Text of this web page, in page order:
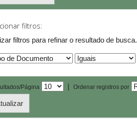
filtros:
filtros para refinar o resultado de busca.
Página | Ordenar registros por